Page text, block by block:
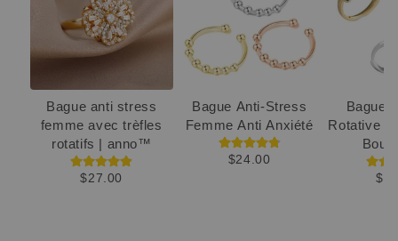
Bague anti stress
femme avec trèfles
rotatifs | anno™
$27.00
Bague Anti-Stress
Femme Anti Anxiété
$24.00
Bague
Rotative